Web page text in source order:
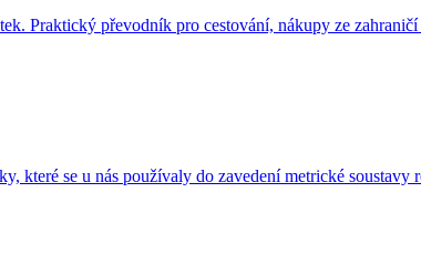
Praktický převodník pro cestování, nákupy ze
které se u nás používaly do zavedení metrické